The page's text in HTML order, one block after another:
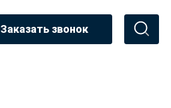
Заказать звонок